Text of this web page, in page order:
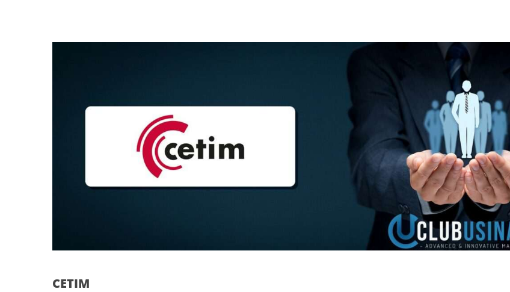
CETIM